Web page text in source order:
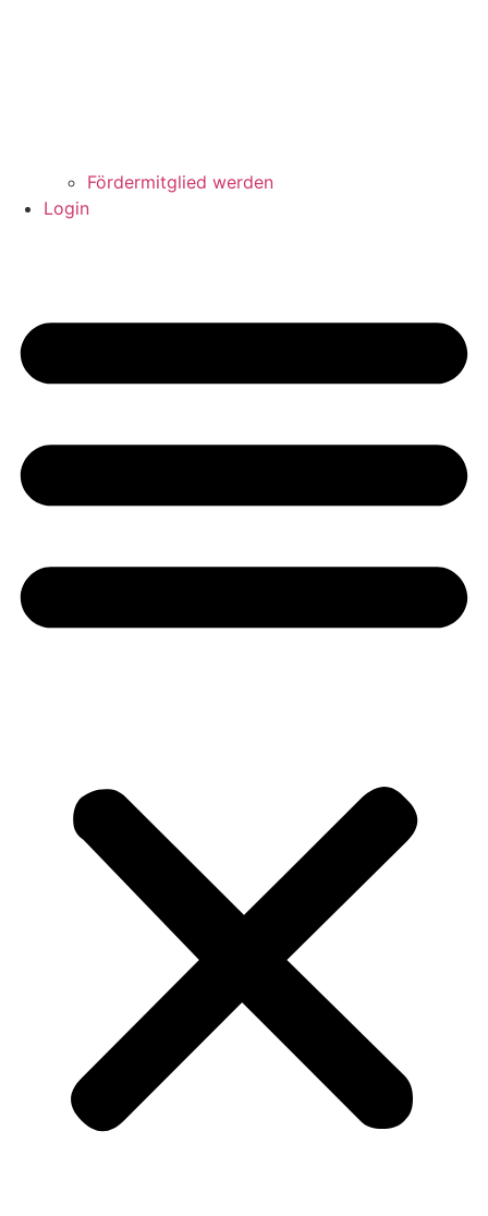
Fördermitglied werden
Login